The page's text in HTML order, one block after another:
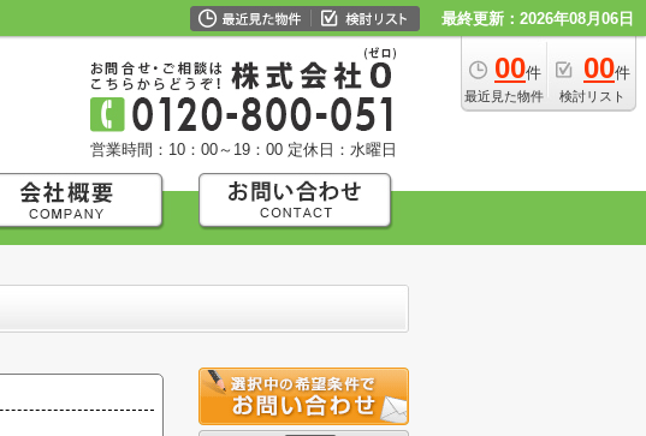
最終更新：2026年08月06日
00件
最近見た物件
00件
検討リスト
営業時間：10：00～19：00 定休日：水曜日